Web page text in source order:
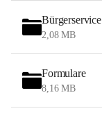
Bürgerservice
2,08 MB
Formulare
8,16 MB